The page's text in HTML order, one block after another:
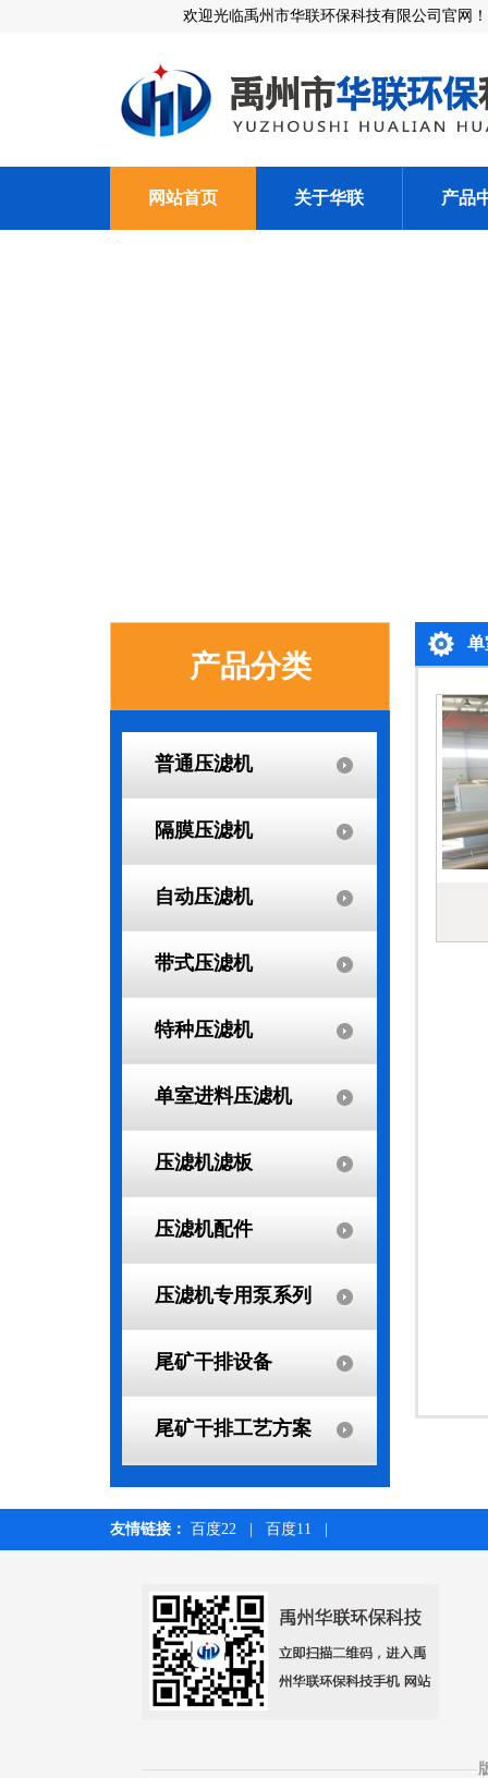
欢迎光临禹州市华联环保科技有限公司官网！
网站首页 关于华联 产品
单
产品分类
普通压滤机
隔膜压滤机
自动压滤机
带式压滤机
特种压滤机
单室进料压滤机
压滤机滤板
压滤机配件
压滤机专用泵系列
尾矿干排设备
尾矿干排工艺方案
友情链接： 百度22 百度11